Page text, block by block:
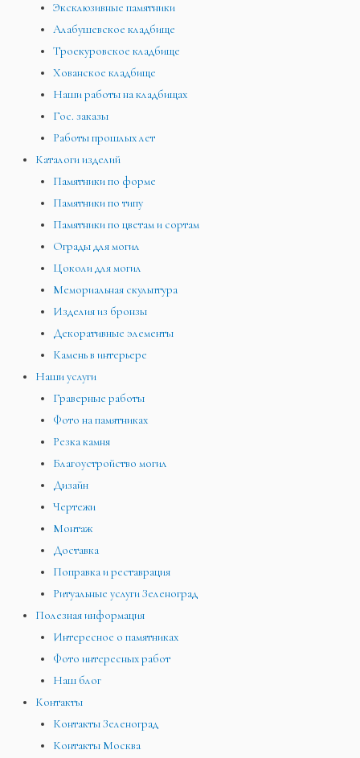
Эксклюзивные памятники
Алабушевское кладбище
Троекуровское кладбище
Хованское кладбище
Наши работы на кладбищах
Гос. заказы
Работы прошлых лет
Каталоги изделий
Памятники по форме
Памятники по типу
Памятники по цветам и сортам
Ограды для могил
Цоколи для могил
Мемориальная скульптура
Изделия из бронзы
Декоративные элементы
Камень в интерьере
Наши услуги
Граверные работы
Фото на памятниках
Резка камня
Благоустройство могил
Дизайн
Чертежи
Монтаж
Доставка
Поправка и реставрация
Ритуальные услуги Зеленоград
Полезная информация
Интересное о памятниках
Фото интересных работ
Наш блог
Контакты
Контакты Зеленоград
Контакты Москва